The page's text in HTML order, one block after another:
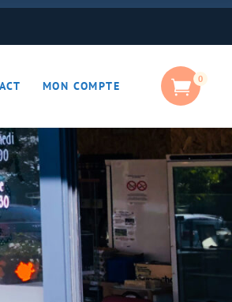
MON COMPTE 0